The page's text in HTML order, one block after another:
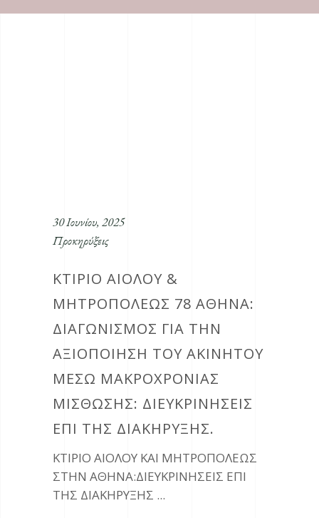
30 Ιουνίου, 2025
Προκηρύξεις
ΚΤΙΡΙΟ ΑΙΟΛΟΥ &
ΜΗΤΡΟΠΟΛΕΩΣ 78 ΑΘΗΝΑ:
ΔΙΑΓΩΝΙΣΜΟΣ ΓΙΑ ΤΗΝ
AΞΙΟΠΟΙΗΣΗ ΤΟΥ ΑΚΙΝΗΤΟΥ
ΜΕΣΩ ΜΑΚΡΟΧΡΟΝΙΑΣ
ΜΙΣΘΩΣΗΣ: ΔΙΕΥΚΡΙΝΉΣΕΙΣ
ΕΠΊ ΤΗΣ ΔΙΑΚΉΡΥΞΗΣ.
ΚΤΙΡΙΟ ΑΙΟΛΟΥ ΚΑΙ ΜΗΤΡΟΠΟΛΕΩΣ
ΣΤΗΝ ΑΘΗΝΑ:ΔΙΕΥΚΡΙΝΗΣΕΙΣ ΕΠΙ
ΤΗΣ ΔΙΑΚΗΡΥΞΗΣ